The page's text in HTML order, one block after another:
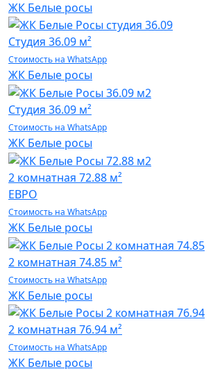
ЖК Белые росы
Студия 36.09 м²
Стоимость на WhatsApp
ЖК Белые росы
Студия 36.09 м²
Стоимость на WhatsApp
ЖК Белые росы
2 комнатная 72.88 м²
ЕВРО
Стоимость на WhatsApp
ЖК Белые росы
2 комнатная 74.85 м²
Стоимость на WhatsApp
ЖК Белые росы
2 комнатная 76.94 м²
Стоимость на WhatsApp
ЖК Белые росы